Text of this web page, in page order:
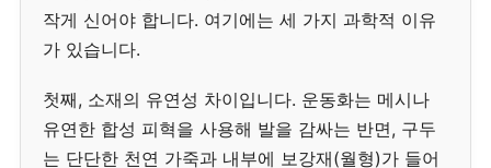
작게 신어야 합니다. 여기에는 세 가지 과학적 이유
가 있습니다.
첫째, 소재의 유연성 차이입니다. 운동화는 메시나
유연한 합성 피혁을 사용해 발을 감싸는 반면, 구두
는 단단한 천연 가죽과 내부에 보강재(월형)가 들어